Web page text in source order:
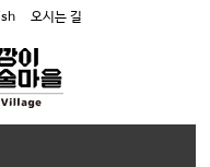
오시는 길